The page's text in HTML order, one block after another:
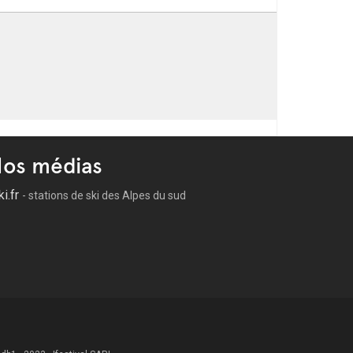
médias
- stations de ski des Alpes du sud